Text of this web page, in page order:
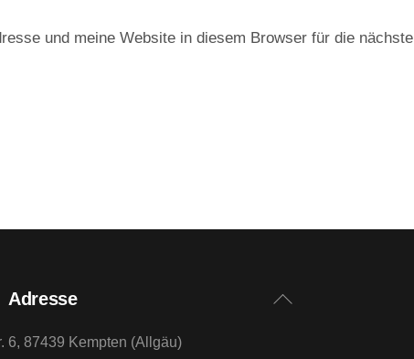
und meine Website in diesem Browser für die nächste
Back
Adresse
6, 87439 Kempten (Allgäu)